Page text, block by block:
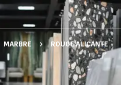
MARBRE ROUGE ALICANTE